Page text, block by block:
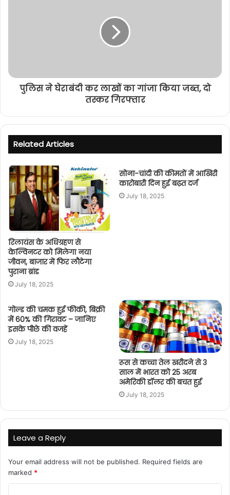
पुलिस ने घेराबंदी कर लाखों का गांजा किया जब्त, दो
तस्कर गिरफ्तार
Related Articles
रिलायंस के अधिग्रहण से
केल्विनटर को मिलेगा नया
जीवन, बाजार में फिर लौटेगा
पुराना ब्रांड
July 18, 2025
सोना-चांदी की कीमतों में आखिरी
कारोबारी दिन हुई बढ़त दर्ज
July 18, 2025
गोल्ड की चमक हुई फीकी, बिक्री
में 60% की गिरावट – जानिए
इसके पीछे की वजहें
July 18, 2025
रूस से कच्चा तेल खरीदने से 3
साल में भारत को 25 अरब
अमेरिकी डॉलर की बचत हुई
July 18, 2025
Leave a Reply
Your email address will not be published. Required fields are
marked *